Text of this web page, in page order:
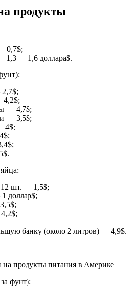
продукты
0,7$;
1,3 — 1,6 доллара$.
4,2$;
— 4,7$;
— 3,5$;
4$;
12 шт. — 1,5$;
доллар$;
банку (около 2 литров) — 4,9$.
на продукты питания в Америке
фунт):